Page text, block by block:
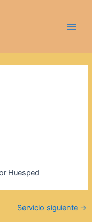
Huesped
Servicio siguiente →